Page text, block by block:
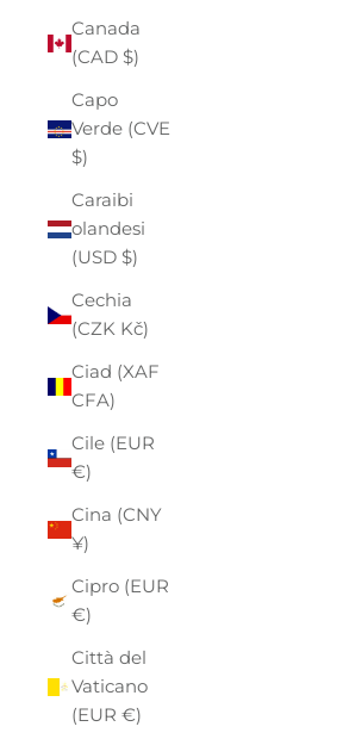
Canada
(CAD $)
Capo
Verde (CVE
$)
Caraibi
olandesi
(USD $)
Cechia
(CZK Kč)
Ciad (XAF
CFA)
Cile (EUR
€)
Cina (CNY
¥)
Cipro (EUR
€)
Città del
Vaticano
(EUR €)